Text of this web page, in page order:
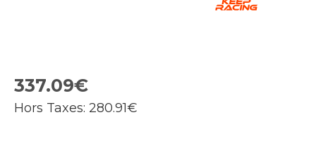
337.09€
Hors Taxes: 280.91€